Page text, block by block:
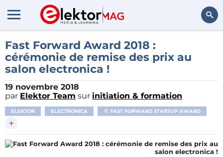
Fast Forward Award 2018 :
cérémonie de remise des prix au
salon electronica !
19 novembre 2018
par Elektor Team sur initiation & formation
ELEKTOR ELECTRONICA FAST FORWARD STARTUP AWARD
+